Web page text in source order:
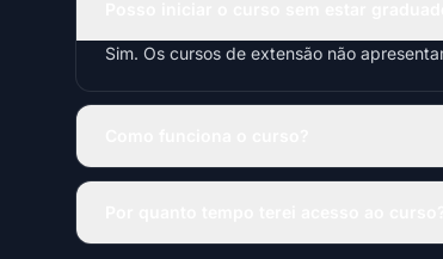
Sim. Os cursos de extensão não